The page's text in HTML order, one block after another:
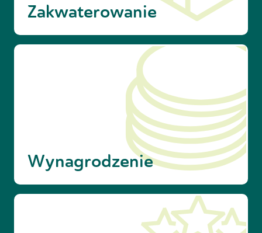
Zakwaterowanie
Wynagrodzenie